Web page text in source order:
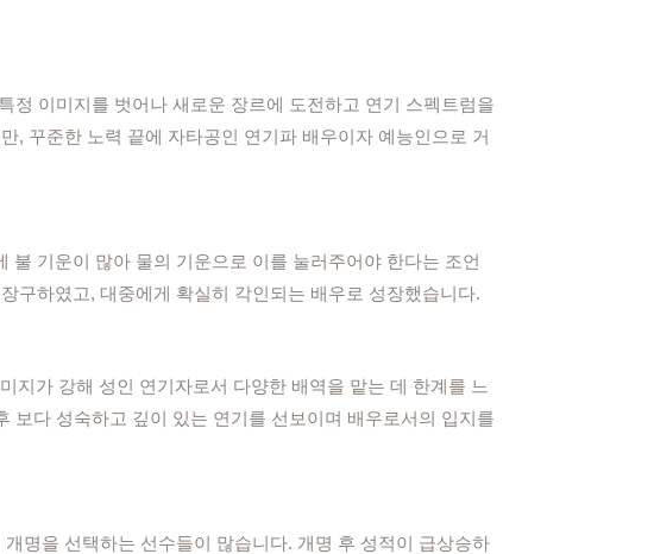
정 이미지를 벗어나 새로운 장르에 도전하고 연기 스펙트럼을
, 꾸준한 노력 끝에 자타공인 연기파 배우이자 예능인으로 거
기운이 많아 물의 기운으로 이를 눌러주어야 한다는 조언
구하였고, 대중에게 확실히 각인되는 배우로 성장했습니다.
지가 강해 성인 연기자로서 다양한 배역을 맡는 데 한계를 느
보다 성숙하고 깊이 있는 연기를 선보이며 배우로서의 입지를
명을 선택하는 선수들이 많습니다. 개명 후 성적이 급상승하